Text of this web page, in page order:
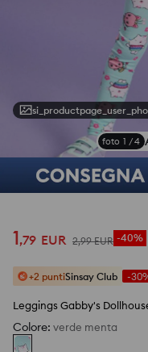
foto 1 /4
1,79 EUR 2,99 EUR -40%
+2 puntiSinsay Club -
Leggings Gabby's
Colore: verde menta